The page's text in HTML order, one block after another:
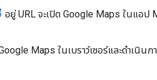
อยู่ URL จะเปิด Google Maps ในแอป
Maps ในเบราว์เซอร์และดำเนินก